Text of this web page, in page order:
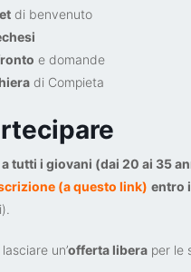
di benvenuto
e domande
di Compieta
a tutti i giovani (dai 20 ai 35
(a questo link) entro
un’offerta libera per le